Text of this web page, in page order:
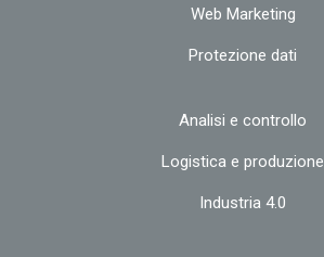
Web Marketing
Protezione dati
Analisi e controllo
Logistica e produzione
Industria 4.0